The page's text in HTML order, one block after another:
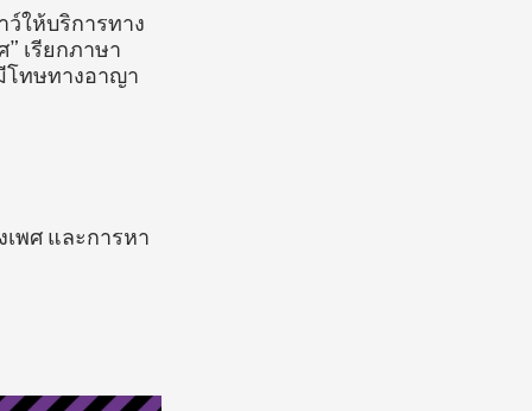
ให้บริการทาง
เรียกภาษา
โทษทางอาญา
พศ และการหา